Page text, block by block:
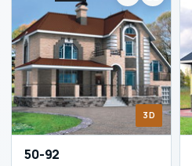
3D
50-92